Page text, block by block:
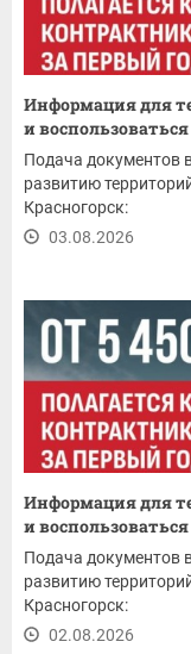
Информация для
и
Подача документов
развитию
Красногорск:
03.08.2026
Информация для
и
Подача документов
развитию
Красногорск:
02.08.2026